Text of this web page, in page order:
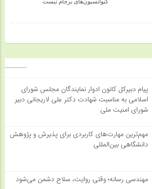
کنوانسیون‌های برجام نیست
پیام دبیرکل کانون ادوار نمایندگان مجلس شورای
اسلامی به مناسبت شهادت دکتر علی لاریجانی دبیر
شورای امنیت ملی
مهم‌ترین مهارت‌های کاربردی برای پذیرش و پژوهش
دانشگاهی بین‌المللی
مهندسی رسانه؛ وقتی روایت، سلاح دشمن می‌شود